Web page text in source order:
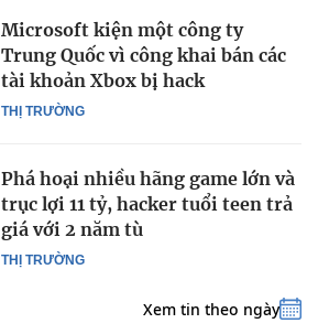
THỊ TRƯỜNG
Microsoft kiện một công ty
Trung Quốc vì công khai bán các
tài khoản Xbox bị hack
THỊ TRƯỜNG
Phá hoại nhiều hãng game lớn và
trục lợi 11 tỷ, hacker tuổi teen trả
giá với 2 năm tù
Xem tin theo ngày